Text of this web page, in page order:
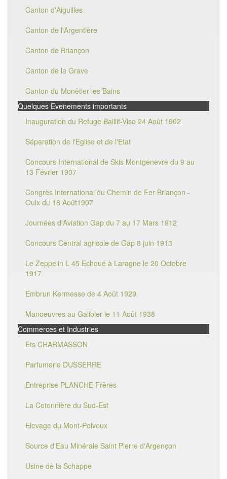
Canton d'Aiguilles
Canton de l'Argentière
Canton de Briançon
Canton de la Grave
Canton du Monêtier les Bains
Quelques Evenements importants
Inauguration du Refuge Baillif-Viso 24 Août 1902
Séparation de l'Eglise et de l'Etat
Concours International de Skis Montgenevre du 9 au
13 Février 1907
Congrès International du Chemin de Fer Briançon -
Oulx du 18 Août1907
Journées d'Aviation Gap du 7 au 17 Mars 1912
Concours Central agricole de Gap 8 juin 1913
Le Zeppelin L 45 Echoué à Laragne le 20 Octobre
1917
Embrun Kermesse de 4 Août 1929
Manoeuvres au Galibier le 11 Août 1938
Commerces et Industries
Ets CHARMASSON
Parfumerie DUSSERRE
Entreprise PLANCHE Frères
La Cotonnière du Sud-Est
Elevage du Mont-Pelvoux
Source d'Eau Minérale Saint Pierre d'Argençon
Usine de la Schappe